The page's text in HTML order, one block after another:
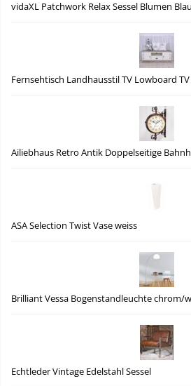
vidaXL Patchwork Relax Sessel Blumen Blau
Fernsehtisch Landhausstil TV Lowboard
Ailiebhaus Retro Antik Doppelseitige
ASA Selection Twist Vase weiss
Brilliant Vessa Bogenstandleuchte chrom/
Echtleder Vintage Edelstahl Sessel